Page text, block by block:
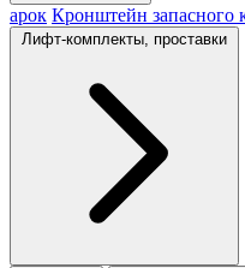
арок Кронштейн запасного
Лифт-комплекты, проставки